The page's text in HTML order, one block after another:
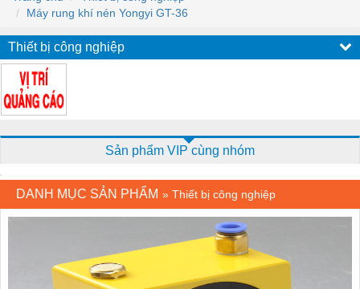
Máy rung khí nén Yongyi GT-36
Thiết bị công nghiệp
Sản phẩm VIP cùng nhóm
DANH MỤC SẢN PHẨM » Thiết bị công nghiệp